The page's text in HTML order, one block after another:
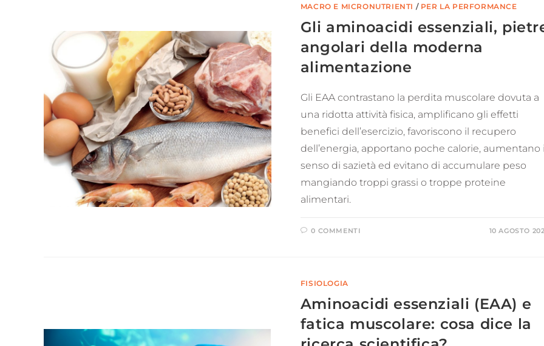
MACRO E MICRONUTRIENTI / PER LA PERFORMANCE
Gli aminoacidi essenziali,
angolari della moderna
alimentazione
Gli EAA contrastano la perdita muscolare dovuta a
una ridotta attività fisica, amplificano gli effetti
benefici dell’esercizio, favoriscono il recupero
dell’energia, apportano poche calorie, aumentano
senso di sazietà ed evitano di accumulare peso
mangiando troppi grassi o troppe proteine
alimentari.
0 COMMENTI 10 AGOSTO
FISIOLOGIA
Aminoacidi essenziali (EAA) e
fatica muscolare: cosa dice la